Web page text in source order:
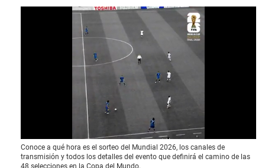
0
o
f
Conoce a qué hora es el sorteo del Mundial 2026, los canales de
transmisión y todos los detalles del evento que definirá el camino de las
48 selecciones en la Copa del Mundo.